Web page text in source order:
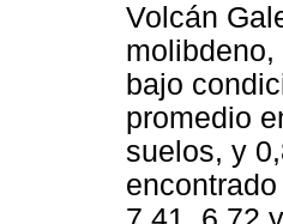
Volcán
bajo
promedio
suelos, y